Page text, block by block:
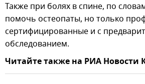
Также при болях в спине, по
помочь остеопаты, но только
сертифицированные и с
обследованием.
Читайте также на РИА Новости